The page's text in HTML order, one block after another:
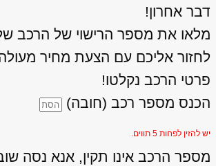
דבר אחרון!
מלאו את מספר הרישוי של הרכב
לחזור אליכם עם הצעת מחיר
פרטי הרכב נקלטו!
הכנס מספר רכב (חובה)
יש להזין לפחות 5 תווים.
מספר הרכב אינו תקין, אנא נסה